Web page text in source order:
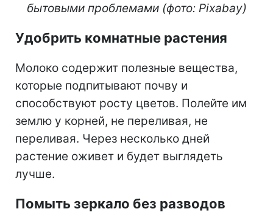
бытовыми проблемами (фото: Pixabay)
Удобрить комнатные растения
Молоко содержит полезные вещества,
которые подпитывают почву и
способствуют росту цветов. Полейте им
землю у корней, не переливая, не
переливая. Через несколько дней
растение оживет и будет выглядеть
лучше.
Помыть зеркало без разводов